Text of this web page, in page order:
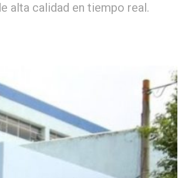
alta calidad en tiempo real.